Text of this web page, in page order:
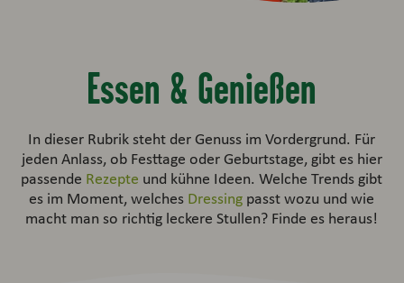
Essen & Genießen
In dieser Rubrik steht der Genuss im Vordergrund. Für
jeden Anlass, ob Festtage oder Geburtstage, gibt es hier
passende Rezepte und kühne Ideen. Welche Trends gibt
es im Moment, welches Dressing passt wozu und wie
macht man so richtig leckere Stullen? Finde es heraus!